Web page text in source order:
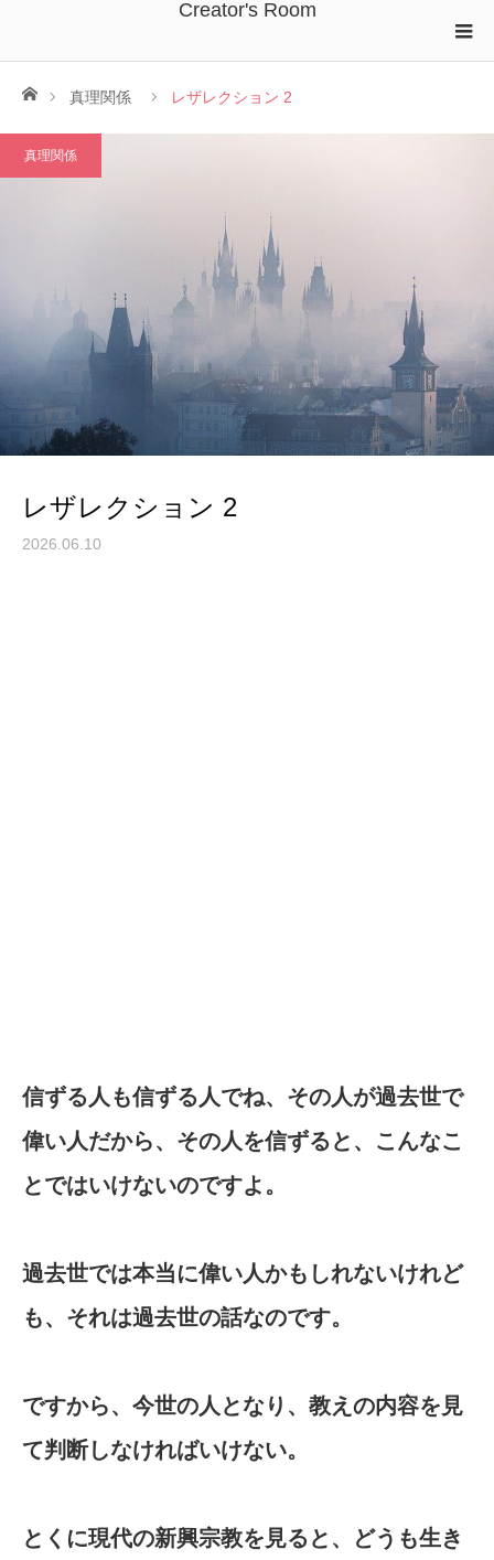
Creator's Room
ホーム真理関係 レザレクション 2
真理関係
レザレクション 2
2026.06.10
信ずる人も信ずる人でね、その人が過去世で
偉い人だから、その人を信ずると、こんなこ
とではいけないのですよ。
過去世では本当に偉い人かもしれないけれど
も、それは過去世の話なのです。
ですから、今世の人となり、教えの内容を見
て判断しなければいけない。
とくに現代の新興宗教を見ると、どうも生き